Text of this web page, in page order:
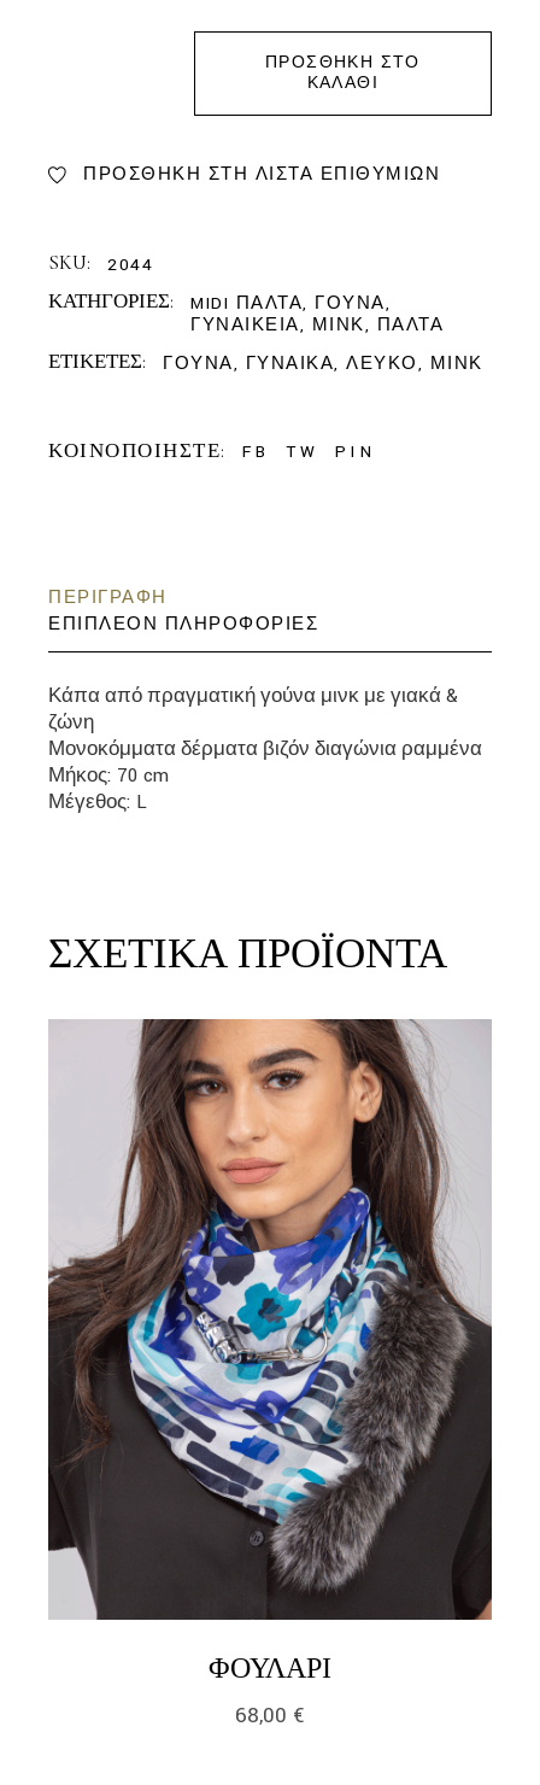
ΠΡΟΣΘΉΚΗ ΣΤΟ
ΚΑΛΆΘΙ
ΠΡΟΣΘΉΚΗ ΣΤΗ ΛΊΣΤΑ ΕΠΙΘΥΜΙΏΝ
SKU: 2044
ΚΑΤΗΓΟΡΊΕΣ: MIDI ΠΑΛΤΆ, ΓΟΎΝΑ,
ΓΥΝΑΙΚΕΊΑ, ΜΙΝΚ, ΠΑΛΤΆ
ΕΤΙΚΈΤΕΣ: ΓΟΎΝΑ, ΓΥΝΑΊΚΑ,ΛΕΥΚΌ, ΜΙΝΚ
ΚΟΙΝΟΠΟΙΉΣΤΕ: FB TW PIN
ΠΕΡΙΓΡΑΦΉ
ΕΠΙΠΛΈΟΝ ΠΛΗΡΟΦΟΡΊΕΣ
Κάπα από πραγματική γούνα μινκ με γιακά &
ζώνη
Μονοκόμματα δέρματα βιζόν διαγώνια ραμμένα
Μήκος: 70 cm
Μέγεθος: L
ΣΧΕΤΙΚΆ ΠΡΟΪΌΝΤΑ
link
ΦΟΥΛΆΡΙLINK
68,00 €